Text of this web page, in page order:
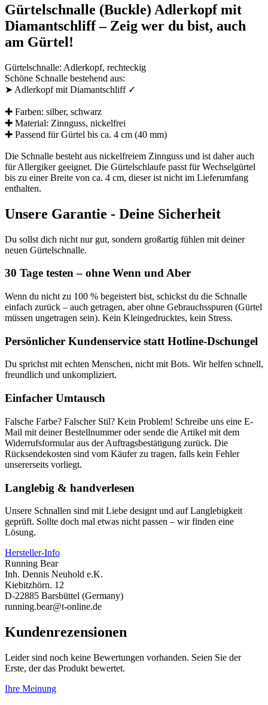
Gürtelschnalle (Buckle) Adlerkopf mit
Diamantschliff – Zeig wer du bist, auch
am Gürtel!
Gürtelschnalle: Adlerkopf, rechteckig
Schöne Schnalle bestehend aus:
➤ Adlerkopf mit Diamantschliff ✓
✚ Farben: silber, schwarz
✚ Material: Zinnguss, nickelfrei
✚ Passend für Gürtel bis ca. 4 cm (40 mm)
Die Schnalle besteht aus nickelfreiem Zinnguss und ist daher auch
für Allergiker geeignet. Die Gürtelschlaufe passt für Wechselgürtel
bis zu einer Breite von ca. 4 cm, dieser ist nicht im Lieferumfang
enthalten.
Unsere Garantie - Deine Sicherheit
Du sollst dich nicht nur gut, sondern großartig fühlen mit deiner
neuen Gürtelschnalle.
30 Tage testen – ohne Wenn und Aber
Wenn du nicht zu 100 % begeistert bist, schickst du die Schnalle
einfach zurück – auch getragen, aber ohne Gebrauchsspuren (Gürtel
müssen ungetragen sein). Kein Kleingedrucktes, kein Stress.
Persönlicher Kundenservice statt Hotline-Dschungel
Du sprichst mit echten Menschen, nicht mit Bots. Wir helfen schnell,
freundlich und unkompliziert.
Einfacher Umtausch
Falsche Farbe? Falscher Stil? Kein Problem! Schreibe uns eine E-
Mail mit deiner Bestellnummer oder sende die Artikel mit dem
Widerrufsformular aus der Auftragsbestätigung zurück. Die
Rücksendekosten sind vom Käufer zu tragen, falls kein Fehler
unsererseits vorliegt.
Langlebig & handverlesen
Unsere Schnallen sind mit Liebe designt und auf Langlebigkeit
geprüft. Sollte doch mal etwas nicht passen – wir finden eine
Lösung.
Hersteller-Info
Running Bear
Inh. Dennis Neuhold e.K.
Kiebitzhörn. 12
D-22885 Barsbüttel (Germany)
running.bear@t-online.de
Kundenrezensionen
Leider sind noch keine Bewertungen vorhanden. Seien Sie der
Erste, der das Produkt bewertet.
Ihre Meinung